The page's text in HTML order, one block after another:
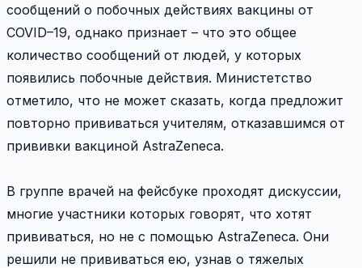
сообщений о побочных действиях вакцины от
COVID–19, однако признает – что это общее
количество сообщений от людей, у которых
появились побочные действия. Министетство
отметило, что не может сказать, когда предложит
повторно прививаться учителям, отказавшимся от
прививки вакциной AstraZenecа.
В группе врачей на фейсбуке проходят дискуссии,
многие участники которых говорят, что хотят
прививаться, но не с помощью AstraZeneca. Они
решили не прививаться ею, узнав о тяжелых